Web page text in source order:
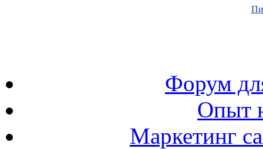
Форум
Опыт
Маркетинг